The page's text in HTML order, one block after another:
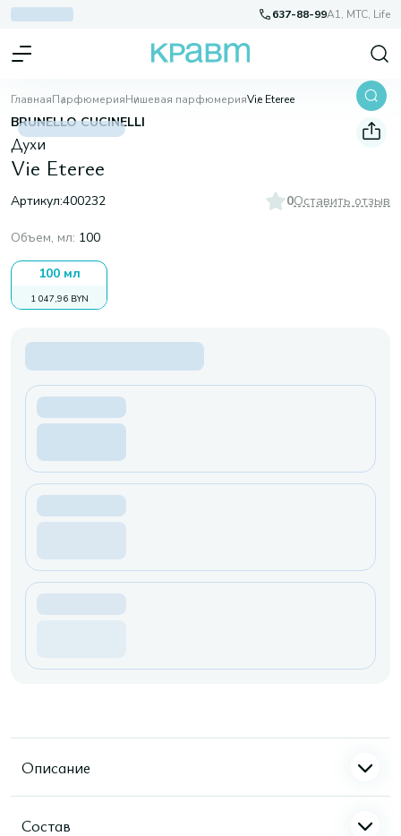
637-88-99A1, МТС, Life
ГлавнаяПарфюмерияНишевая парфюмерияVie Eteree
BRUNELLO CUCINELLI
Духи
Vie Eteree
Артикул:400232 0Оставить отзыв
Объем, мл: 100
100 мл
1 047,96 BYN
Описание
Состав